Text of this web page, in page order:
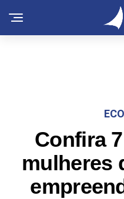
Confira
mulheres